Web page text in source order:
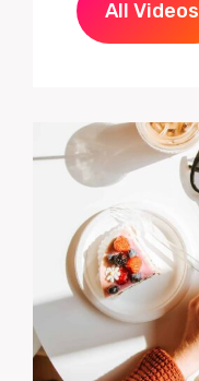
All Videos